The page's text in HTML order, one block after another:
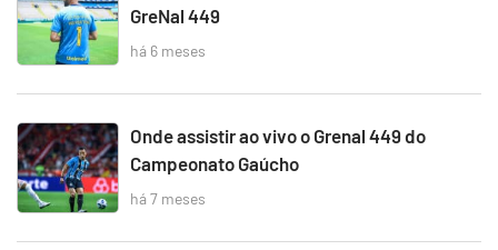
GreNal 449
há 6 meses
Onde assistir ao vivo o Grenal 449 do
Campeonato Gaúcho
há 7 meses